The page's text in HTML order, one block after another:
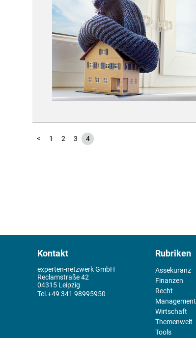
< 1 2 3 4
Kontakt
experten-netzwerk GmbH
Reclamstraße 42
04315 Leipzig
+49 341 98995950
Rubriken
Assekuranz
Finanzen
Recht
Management
Wirtschaft
Themenwelt
Tools